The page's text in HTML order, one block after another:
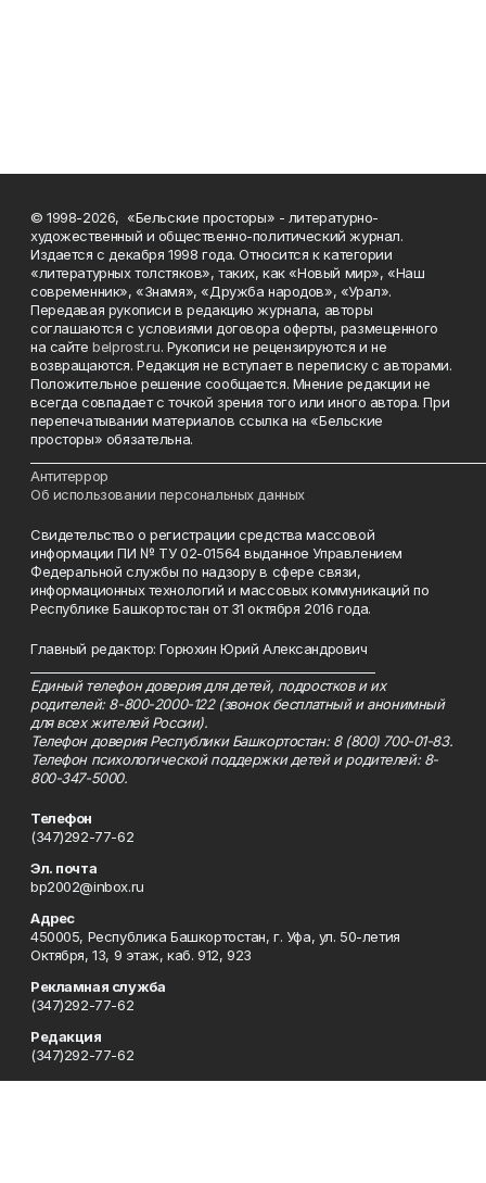
© 1998-2026, «Бельские просторы» - литературно-
художественный и общественно-политический журнал.
Издается с декабря 1998 года. Относится к категории
«литературных толстяков», таких, как «Новый мир», «Наш
современник», «Знамя», «Дружба народов», «Урал».
Передавая рукописи в редакцию журнала, авторы
соглашаются с условиями договора оферты, размещенного
на сайтеbelprost.ru. Рукописи не рецензируются и не
возвращаются. Редакция не вступает в переписку с авторами.
Положительное решение сообщается. Мнение редакции не
всегда совпадает с точкой зрения того или иного автора. При
перепечатывании материалов ссылка на «Бельские
просторы» обязательна.
Антитеррор
Об использовании персональных данных
Свидетельство о регистрации средства массовой
информации ПИ № ТУ 02-01564 выданное Управлением
Федеральной службы по надзору в сфере связи,
информационных технологий и массовых коммуникаций по
Республике Башкортостан от 31 октября 2016 года.
Главный редактор: Горюхин Юрий Александрович
Единый телефон доверия для детей, подростков и их
родителей: 8-800-2000-122 (звонок бесплатный и анонимный
для всех жителей России).
Телефон доверия Республики Башкортостан: 8 (800) 700-01-83.
Телефон психологической поддержки детей и родителей: 8-
800-347-5000.
Телефон
(347)292-77-62
Эл. почта
bp2002@inbox.ru
Адрес
450005, Республика Башкортостан, г. Уфа, ул. 50-летия
Октября, 13, 9 этаж, каб. 912, 923
Рекламная служба
(347)292-77-62
Редакция
(347)292-77-62
Приемная